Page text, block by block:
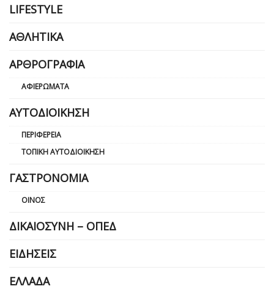
LIFESTYLE
ΑΘΛΗΤΙΚΆ
ΑΡΘΡΟΓΡΑΦΊΑ
ΑΦΙΕΡΏΜΑΤΑ
ΑΥΤΟΔΙΟΊΚΗΣΗ
ΠΕΡΙΦΈΡΕΙΑ
ΤΟΠΙΚΉ ΑΥΤΟΔΙΟΊΚΗΣΗ
ΓΑΣΤΡΟΝΟΜΊΑ
ΟΊΝΟΣ
ΔΙΚΑΙΟΣΎΝΗ – ΟΠΕΔ
ΕΙΔΉΣΕΙΣ
ΕΛΛΆΔΑ